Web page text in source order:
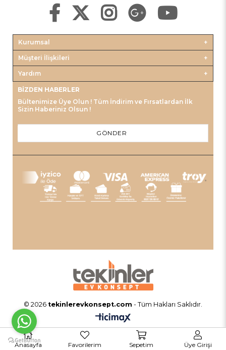
Kurumsal
Müşteri İlişkileri
Yardım
BIZDEN HABERLER
Bültenimize Üye Olun ! Tüm İndirim ve Fırsatlardan İlk
Sizin Haberiniz Olsun !
GÖNDER
© 2026 tekinlerevkonsept.com - Tüm Hakları Saklıdır.
Anasayfa Favorilerim Sepetim Üye Girişi